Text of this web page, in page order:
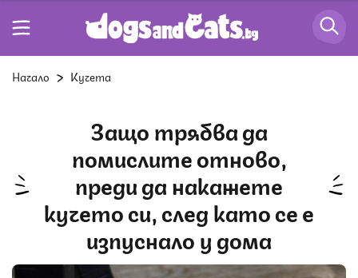
Начало Кучета
Защо трябва да
помислите отново,
преди да накажете
кучето си, след като се е
изпуснало у дома